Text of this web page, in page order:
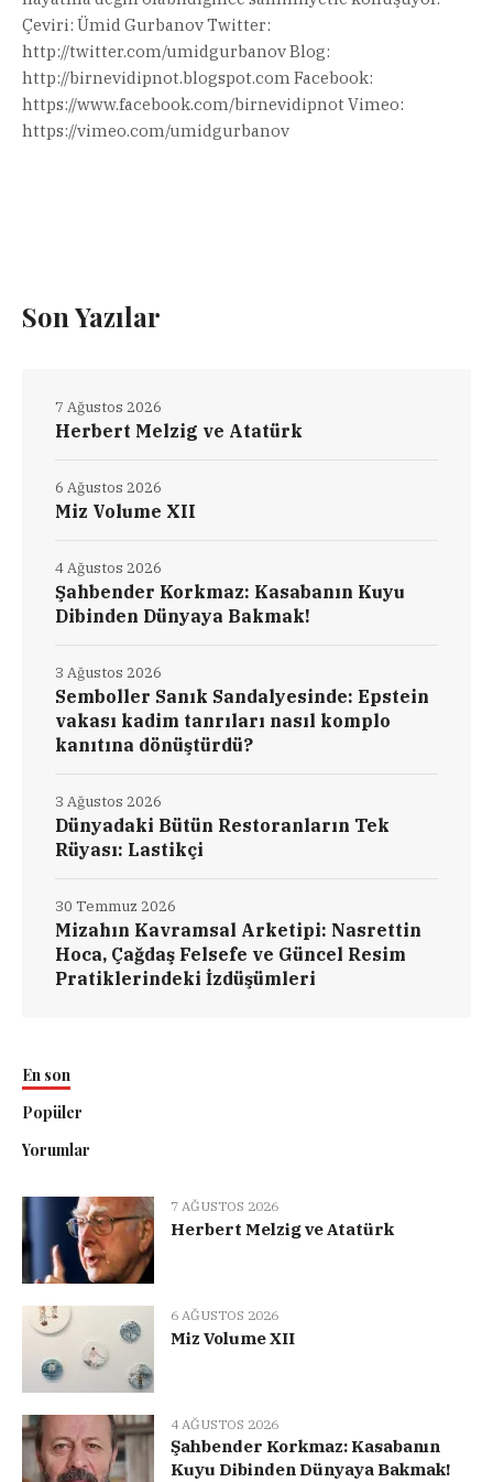
Çeviri: Ümid Gurbanov Twitter:
http://twitter.com/umidgurbanov Blog:
http://birnevidipnot.blogspot.com Facebook:
https://www.facebook.com/birnevidipnot Vimeo:
https://vimeo.com/umidgurbanov
Son Yazılar
Herbert Melzig ve Atatürk
7 Ağustos 2026
Miz Volume XII
6 Ağustos 2026
Şahbender Korkmaz: Kasabanın Kuyu
Dibinden Dünyaya Bakmak!
4 Ağustos 2026
Semboller Sanık Sandalyesinde: Epstein
vakası kadim tanrıları nasıl komplo
kanıtına dönüştürdü?
3 Ağustos 2026
Dünyadaki Bütün Restoranların Tek
Rüyası: Lastikçi
3 Ağustos 2026
Mizahın Kavramsal Arketipi: Nasrettin
Hoca, Çağdaş Felsefe ve Güncel Resim
Pratiklerindeki İzdüşümleri
30 Temmuz 2026
En son
Popüler
Yorumlar
7 AĞUSTOS 2026
Herbert Melzig ve Atatürk
6 AĞUSTOS 2026
Miz Volume XII
4 AĞUSTOS 2026
Şahbender Korkmaz: Kasabanın
Kuyu Dibinden Dünyaya Bakmak!